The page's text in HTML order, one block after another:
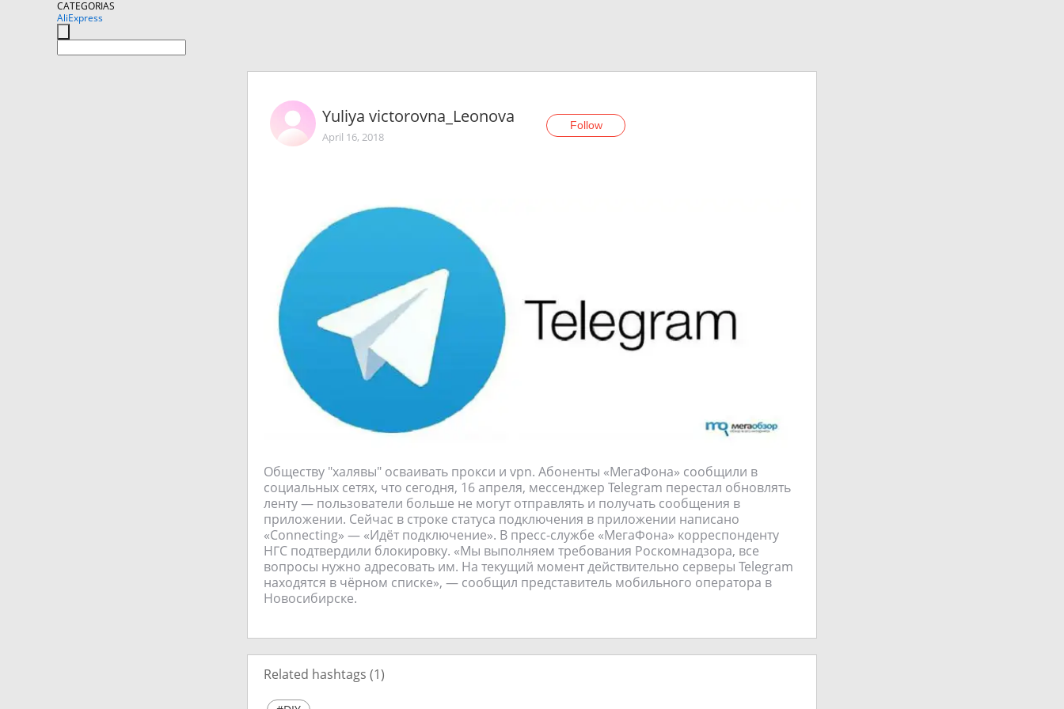
CATEGORIAS
AliExpress
Yuliya victorovna_Leonova
April 16, 2018
Follow
Обществу "халявы" осваивать прокси и vpn. Абоненты «МегаФона» сообщили в
социальных сетях, что сегодня, 16 апреля, мессенджер Telegram перестал обновлять
ленту — пользователи больше не могут отправлять и получать сообщения в
приложении. Сейчас в строке статуса подключения в приложении написано
«Connecting» — «Идёт подключение». В пресс-службе «МегаФона» корреспонденту
НГС подтвердили блокировку. «Мы выполняем требования Роскомнадзора, все
вопросы нужно адресовать им. На текущий момент действительно серверы Telegram
находятся в чёрном списке», — сообщил представитель мобильного оператора в
Новосибирске.
Related hashtags (1)